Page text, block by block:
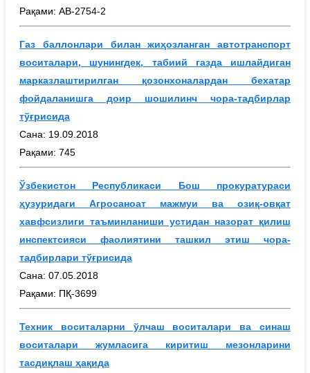
Рақами: АВ-2754-2
Газ баллонлари билан жиҳозланган автотранспорт
воситалари, шунингдек, табиий газда ишлайдиган
марказлаштирилган қозонхоналардан бехатар
фойдаланишга доир шошилинч чора-тадбирлар
тўғрисида
Сана: 19.09.2018
Рақами: 745
Ўзбекистон Республикаси Бош прокуратураси
ҳузуридаги Агросаноат мажмуи ва озиқ-овқат
хавфсизлиги таъминланиши устидан назорат қилиш
инспектсияси фаолиятини ташкил этиш чора-
тадбирлари тўғрисида
Сана: 07.05.2018
Рақами: ПҚ-3699
Техник воситаларни ўлчаш воситалари ва синаш
воситалари жумласига киритиш мезонларини
тасдиқлаш ҳақида